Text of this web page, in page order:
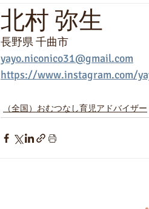
北村 弥生
長野県 千曲市
yayo.niconico31@gmail.com
https://www.instagram.com/
（全国）おむつなし育児アドバイザー